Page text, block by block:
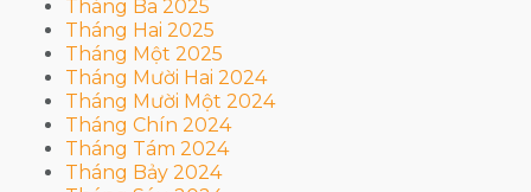
Tháng Ba 2025
Tháng Hai 2025
Tháng Một 2025
Tháng Mười Hai 2024
Tháng Mười Một 2024
Tháng Chín 2024
Tháng Tám 2024
Tháng Bảy 2024